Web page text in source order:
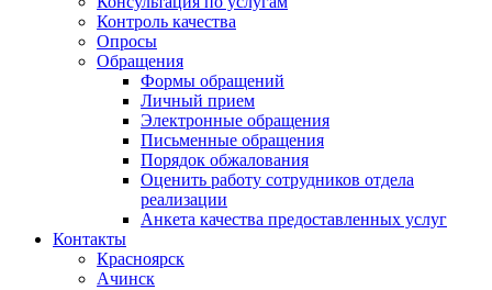
Контроль качества
Опросы
Обращения
Формы обращений
Личный прием
Электронные обращения
Письменные обращения
Порядок обжалования
Оценить работу сотрудников отдела
реализации
Анкета качества предоставленных услуг
Контакты
Красноярск
Ачинск